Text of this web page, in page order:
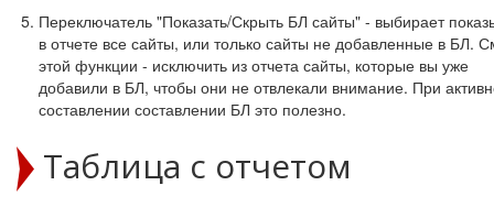
Переключатель "Показать/Скрыть БЛ сайты" - выбирает
в отчете все сайты, или только сайты не добавленные в БЛ.
этой функции - исключить из отчета сайты, которые вы уже
добавили в БЛ, чтобы они не отвлекали внимание. При
составлении составлении БЛ это полезно.
Таблица с отчетом